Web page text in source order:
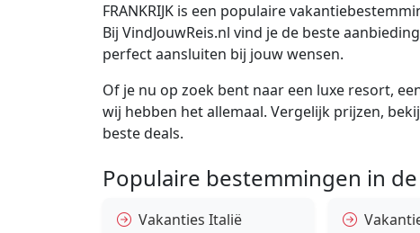
FRANKRIJK is een populaire
Bij VindJouwReis.nl vind je de beste
perfect aansluiten bij jouw wensen.
Of je nu op zoek bent naar een luxe resort,
wij hebben het allemaal. Vergelijk prijzen,
beste deals.
Populaire bestemmingen in
Vakanties Italië